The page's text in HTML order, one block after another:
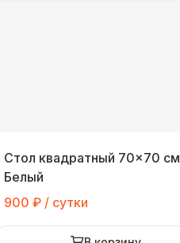
Стол квадратный 70×70 см
Белый
900 ₽ / сутки